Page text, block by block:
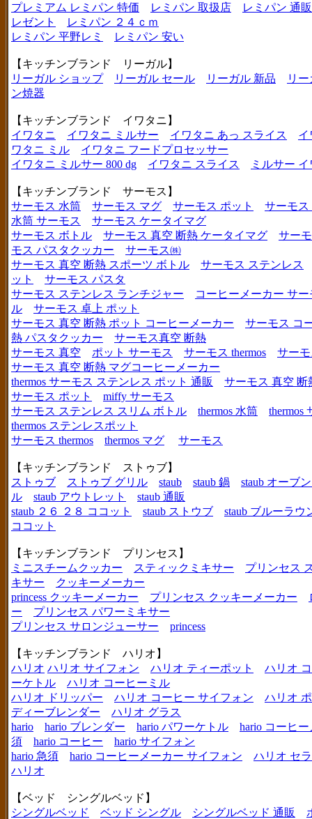
プレミアム レミパン 特価 レミパン 取扱店
レミパン 通販
レゼント
レミパン ２４ｃｍ
レミパン 平野レミ
レミパン 安い
【キッチンブランド リーガル】
リーガル ショップ
リーガル セール リーガル 新品
リ
ン焼器
【キッチンブランド イワタニ】
イワタニ
イワタニ ミルサー イワタニ あっ スライス
イ
ワタニ ミル
イワタニ フードプロセッサー
イワタニ ミルサー 800 dg
イワタニ スライス ミルサー
【キッチンブランド サーモス】
サーモス 水筒
サーモス マグ サーモス ポット
サーモス
水筒 サーモス
サーモス ケータイマグ
サーモス ボトル
サーモス 真空 断熱 ケータイマグ
サー
モス パスタクッカー
サーモス㈱
サーモス 真空 断熱 スポーツ ボトル
サーモス ステンレス
ット
サーモス パスタ
サーモス ステンレス ランチジャー
コーヒーメーカー サー
ル
サーモス 卓上 ポット
サーモス 真空 断熱 ポット コーヒーメーカー
サーモス コ
熱 パスタクッカー
サーモス真空 断熱
サーモス 真空
ポット サーモス サーモス thermos
サー
サーモス 真空 断熱 マグコーヒーメーカー
thermos サーモス ステンレス ポット 通販
サーモス 真空 断
サーモス ポット
miffy サーモス
サーモス ステンレス スリム ボトル
thermos 水筒
thermos
thermos ステンレスポット
サーモス thermos
thermos マグ サーモス
【キッチンブランド ストゥブ】
ストゥブ
ストゥブ グリル staub staub 鍋
staub オーブ
ル
staub アウトレット
staub 通販
staub ２６ ２８ ココット
staub ストウブ
staub ブルーラウ
ココット
【キッチンブランド プリンセス】
ミニスチームクッカー
スティックミキサー
プリンセス
キサー
クッキーメーカー
princess クッキーメーカー
プリンセス クッキーメーカー
ー
プリンセス パワーミキサー
プリンセス サロンジューサー
princess
【キッチンブランド ハリオ】
ハリオ ハリオ サイフォン ハリオ ティーポット
ハリオ
ーケトル
ハリオ コーヒーミル
ハリオ ドリッパー
ハリオ コーヒー サイフォン
ハリオ
ディーブレンダー
ハリオ グラス
hario
hario ブレンダー hario パワーケトル
hario コーヒ
須
hario コーヒー
hario サイフォン
hario 急須
hario コーヒーメーカー サイフォン
ハリオ セ
ハリオ
【ベッド シングルベッド】
シングルベッド
ベッド シングル シングルベッド 通販